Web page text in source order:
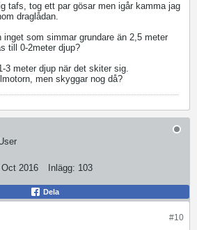
tafs, tog ett par gösar men igår kamma jag
draglådan.
som simmar grundare än 2,5 meter
till 0-2meter djup?
3 meter djup när det skiter sig.
men skyggar nog då?
Oct 2016 Inlägg: 103
Dela
#10